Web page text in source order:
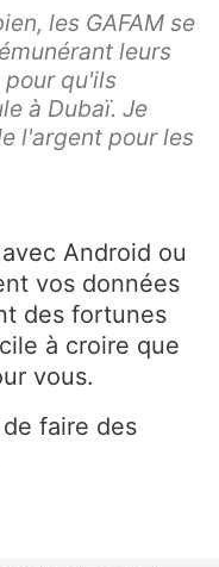
les GAFAM se
leurs
qu'ils
à Dubaï. Je
l'argent pour les
Android ou
vos données
des fortunes
à croire que
vous.
de faire des